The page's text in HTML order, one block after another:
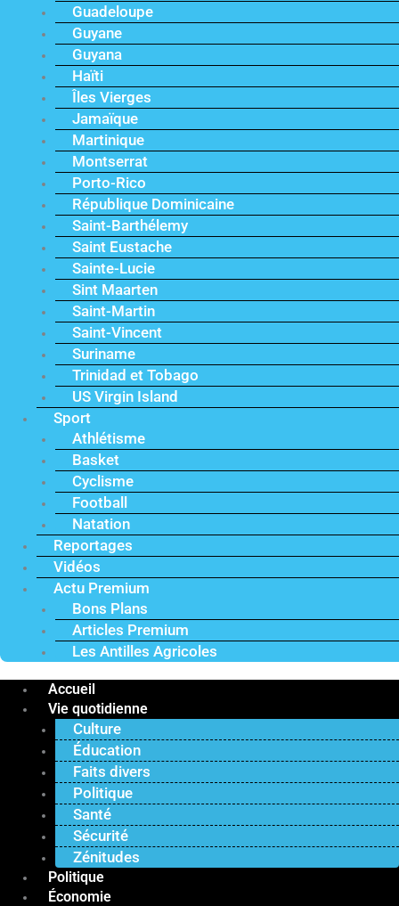
Guadeloupe
Guyane
Guyana
Haïti
Îles Vierges
Jamaïque
Martinique
Montserrat
Porto-Rico
République Dominicaine
Saint-Barthélemy
Saint Eustache
Sainte-Lucie
Sint Maarten
Saint-Martin
Saint-Vincent
Suriname
Trinidad et Tobago
US Virgin Island
Sport
Athlétisme
Basket
Cyclisme
Football
Natation
Reportages
Vidéos
Actu Premium
Bons Plans
Articles Premium
Les Antilles Agricoles
Accueil
Vie quotidienne
Culture
Éducation
Faits divers
Politique
Santé
Sécurité
Zénitudes
Politique
Économie